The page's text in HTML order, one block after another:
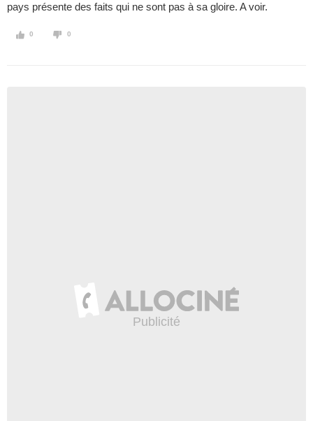
pays présente des faits qui ne sont pas à sa gloire. A voir.
0 0